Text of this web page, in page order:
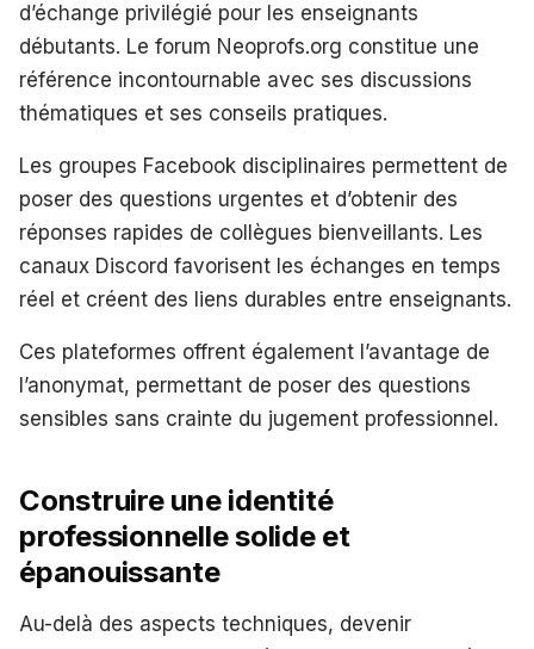
d’échange privilégié pour les enseignants
débutants. Le forum Neoprofs.org constitue une
référence incontournable avec ses discussions
thématiques et ses conseils pratiques.
Les groupes Facebook disciplinaires permettent de
poser des questions urgentes et d’obtenir des
réponses rapides de collègues bienveillants. Les
canaux Discord favorisent les échanges en temps
réel et créent des liens durables entre enseignants.
Ces plateformes offrent également l’avantage de
l’anonymat, permettant de poser des questions
sensibles sans crainte du jugement professionnel.
Construire une identité
professionnelle solide et
épanouissante
Au-delà des aspects techniques, devenir